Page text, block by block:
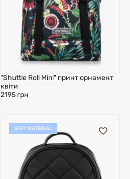
"Shuttle Roll Mini" принт орнамент
квіти
2195 грн
SOFT MATERIAL